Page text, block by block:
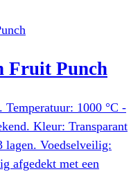
Fruit Punch
1000 °C -
Kleur: Transparant
lagen. Voedselveilig:
afgedekt met een